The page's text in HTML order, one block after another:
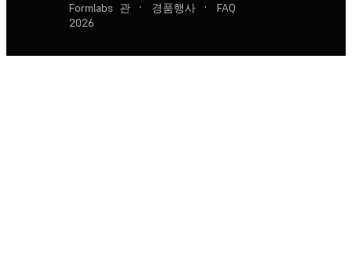
Formlabs
2026
관
· 경품행사 · FAQ